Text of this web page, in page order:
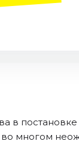
в
многом